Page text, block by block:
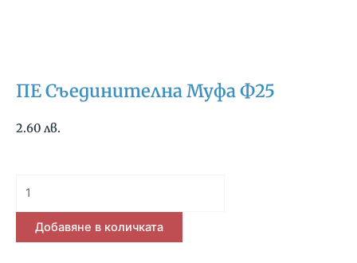
ПЕ Съединителна Муфа Ф25
2.60 лв.
Съединителна
Добавяне в количката